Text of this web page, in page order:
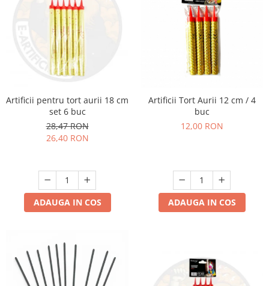
Artificii pentru tort aurii 18 cm
set 6 buc
28,47 RON
26,40 RON
ADAUGA IN COS
Artificii Tort Aurii 12 cm / 4
buc
12,00 RON
ADAUGA IN COS